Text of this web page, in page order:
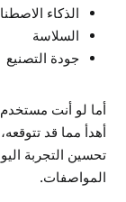
الذكاء
السلاسة
جودة التصنيع
أهدأ مما قد
تحسين التجربة
المواصفات.